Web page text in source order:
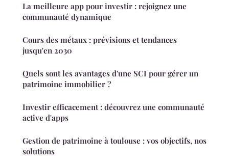
La meilleure app pour investir : rejoignez une
communauté dynamique
Cours des métaux : prévisions et tendances
jusqu'en 2030
Quels sont les avantages d'une SCI pour gérer un
patrimoine immobilier ?
Investir efficacement : découvrez une communauté
active d'apps
Gestion de patrimoine à toulouse : vos objectifs, nos
solutions